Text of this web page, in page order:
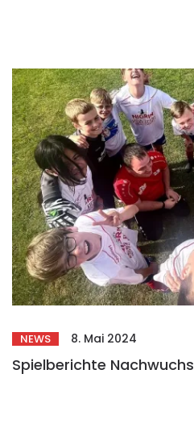
NEWS 8. Mai 2024
Spielberichte Nachwuchs